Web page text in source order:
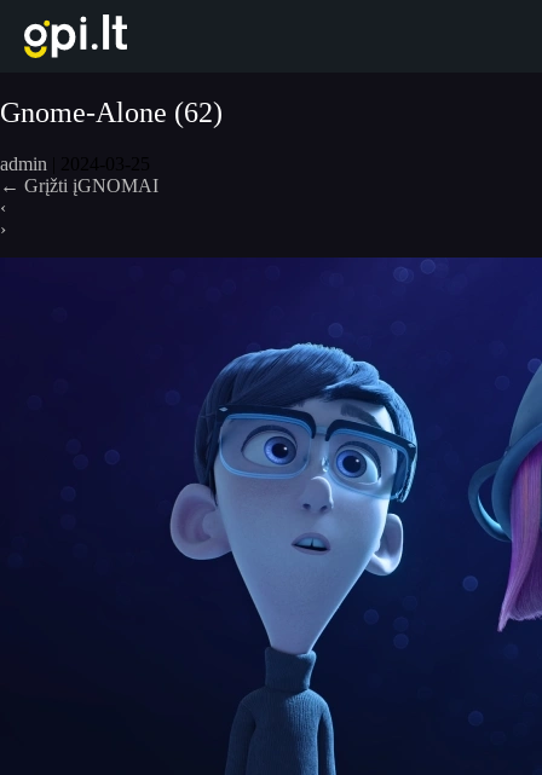
prie
turinio
Gnome-Alone (62)
admin
← Grįžti įGNOMAI
‹
›